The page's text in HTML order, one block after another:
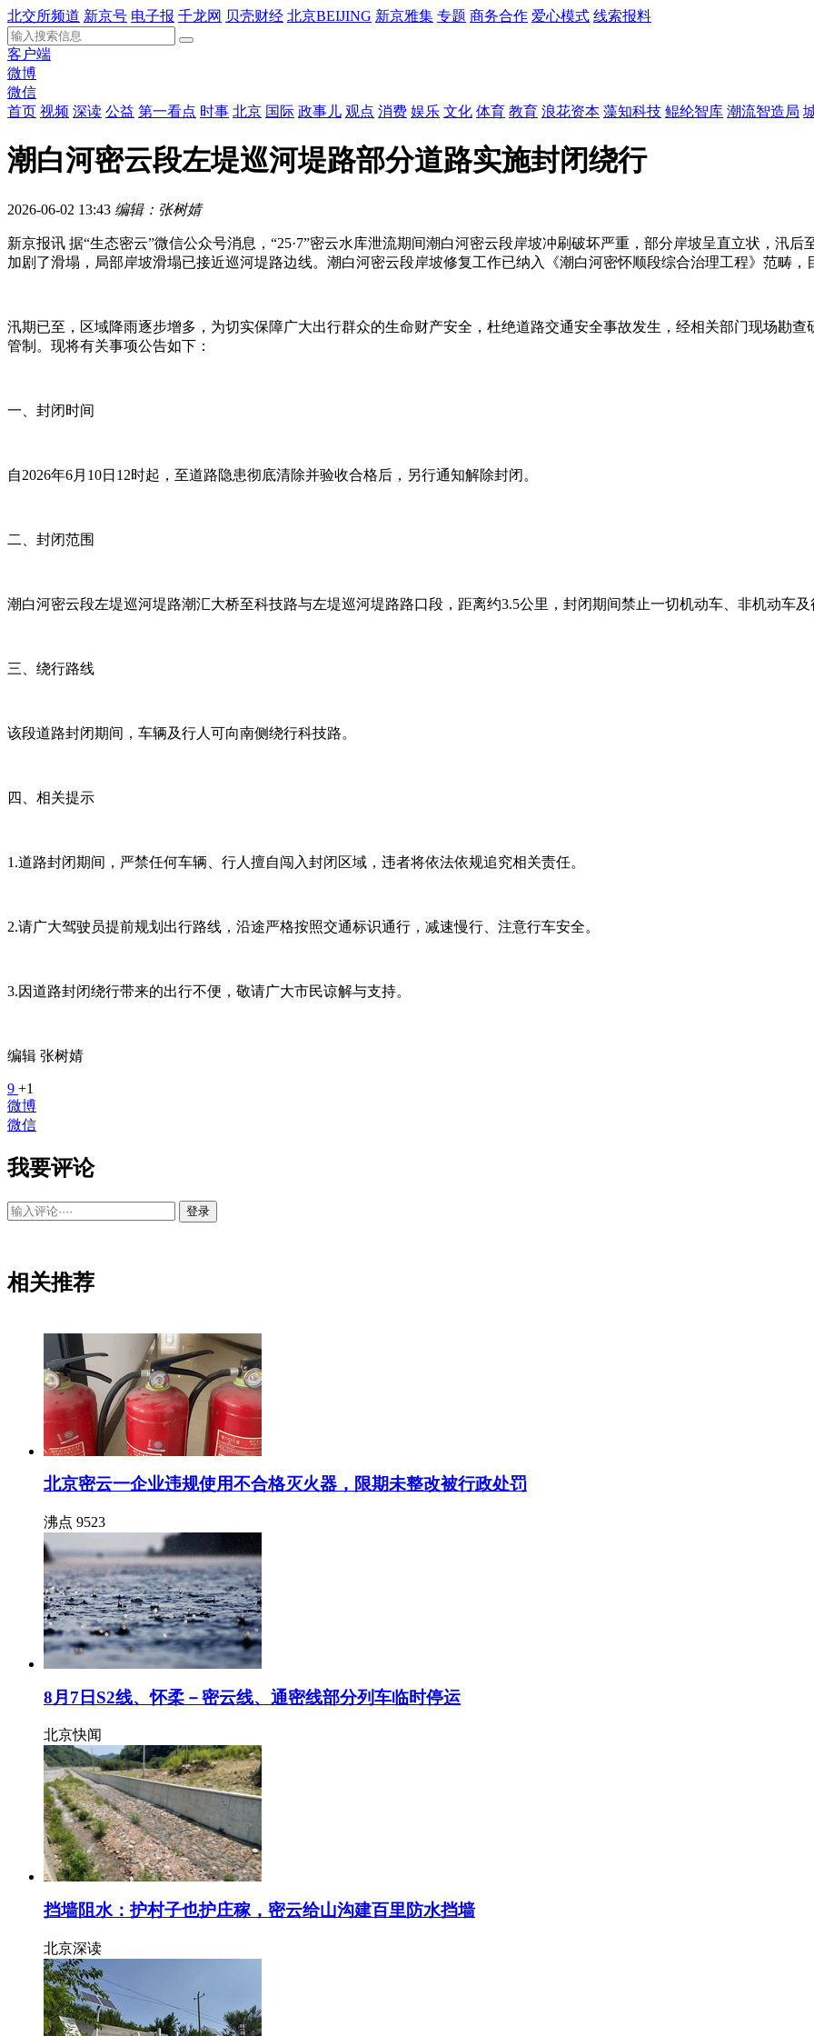
北交所频道 新京号 电子报 千龙网 贝壳财经 北京BEIJING 新京雅集 专题 商务合作 爱心模式 线索报料
客户端
微博
微信
首页 视频 深读 公益 第一看点 时事 北京 国际 政事儿 观点 消费 娱乐 文化 体育 教育 浪花资本 藻知科技 鲲纶智库 潮流智造局
潮白河密云段左堤巡河堤路部分道路实施封闭绕行
2026-06-02 13:43 编辑：张树婧
新京报讯 据“生态密云”微信公众号消息，“25·7”密云水库泄流期间潮白河密云段岸坡冲刷破坏严重，部分岸坡呈直立状，汛
加剧了滑塌，局部岸坡滑塌已接近巡河堤路边线。潮白河密云段岸坡修复工作已纳入《潮白河密怀顺段综合治理工程》范畴，
汛期已至，区域降雨逐步增多，为切实保障广大出行群众的生命财产安全，杜绝道路交通安全事故发生，经相关部门现场勘
管制。现将有关事项公告如下：
一、封闭时间
自2026年6月10日12时起，至道路隐患彻底清除并验收合格后，另行通知解除封闭。
二、封闭范围
潮白河密云段左堤巡河堤路潮汇大桥至科技路与左堤巡河堤路路口段，距离约3.5公里，封闭期间禁止一切机动车、非机动车及
三、绕行路线
该段道路封闭期间，车辆及行人可向南侧绕行科技路。
四、相关提示
1.道路封闭期间，严禁任何车辆、行人擅自闯入封闭区域，违者将依法依规追究相关责任。
2.请广大驾驶员提前规划出行路线，沿途严格按照交通标识通行，减速慢行、注意行车安全。
3.因道路封闭绕行带来的出行不便，敬请广大市民谅解与支持。
编辑 张树婧
9 +1
微博
微信
我要评论
登录
相关推荐
北京密云一企业违规使用不合格灭火器，限期未整改被行政处罚
沸点 9523
8月7日S2线、怀柔－密云线、通密线部分列车临时停运
北京快闻
挡墙阻水：护村子也护庄稼，密云给山沟建百里防水挡墙
北京深读